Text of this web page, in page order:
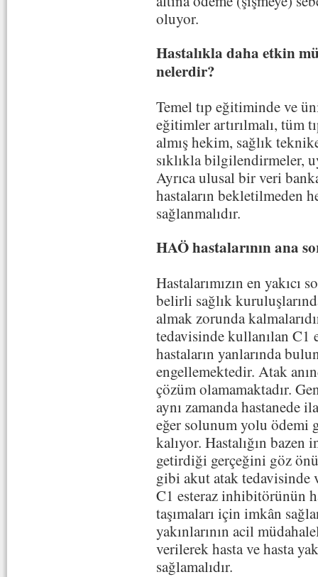
oluyor.
Hastalıkla daha etkin
nelerdir?
Temel tıp eğitiminde ve
eğitimler artırılmalı, tüm
almış hekim, sağlık
sıklıkla bilgilendirmeler,
Ayrıca ulusal bir veri
hastaların bekletilmeden
sağlanmalıdır.
HAÖ hastalarının ana
Hastalarımızın en
belirli sağlık
almak zorunda
tedavisinde kullanılan C1
hastaların yanlarında
engellemektedir. Atak
çözüm olamamaktadır.
aynı zamanda hastanede
eğer solunum yolu ödemi
kalıyor. Hastalığın
getirdiği gerçeğini göz
gibi akut atak tedavisinde
C1 esteraz inhibitörünün
taşımaları için imkân
yakınlarının acil
verilerek hasta ve hasta
sağlamalıdır.